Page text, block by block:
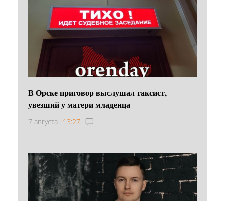
В Орске приговор выслушал таксист,
увезший у матери младенца
7 августа 13:27